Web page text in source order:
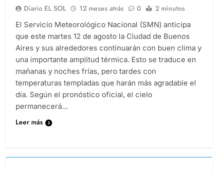
Diario EL SOL 12 meses atrás 0 2 minutos
El Servicio Meteorológico Nacional (SMN) anticipa
que este martes 12 de agosto la Ciudad de Buenos
Aires y sus alrededores continuarán con buen clima y
una importante amplitud térmica. Esto se traduce en
mañanas y noches frías, pero tardes con
temperaturas templadas que harán más agradable el
día. Según el pronóstico oficial, el cielo
permanecerá…
Leer más